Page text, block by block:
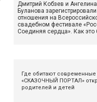
Дмитрий Кобзев и Ангелина
Буланова зарегистрировали
отношения на
свадебном фестивале
Соединяя сердца». Как это
Где обитают современные
«СКАЗОЧНЫЙ ПОРТАЛ»
родителей и детей